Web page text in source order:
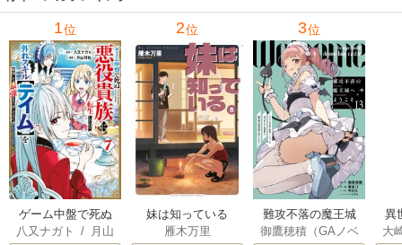
メ
1位
ゲーム中盤で死ぬ
悪役貴族に転生し
八又ナガト /
月山
2位
妹は知っている
雁木万里
3位
難攻不落の魔王城
へようこそ～デバ
御鷹穂積（GAノベ
異
は
大